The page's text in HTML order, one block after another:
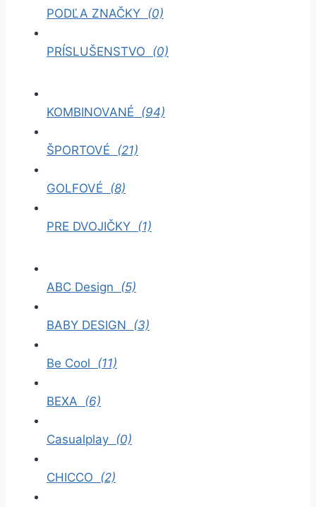
PODĽA ZNAČKY (0)
PRÍSLUŠENSTVO (0)
KOMBINOVANÉ (94)
ŠPORTOVÉ (21)
GOLFOVÉ (8)
PRE DVOJIČKY (1)
ABC Design (5)
BABY DESIGN (3)
Be Cool (11)
BEXA (6)
Casualplay (0)
CHICCO (2)